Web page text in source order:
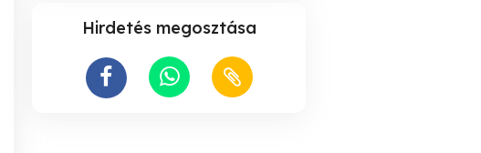
Hirdetés megosztása